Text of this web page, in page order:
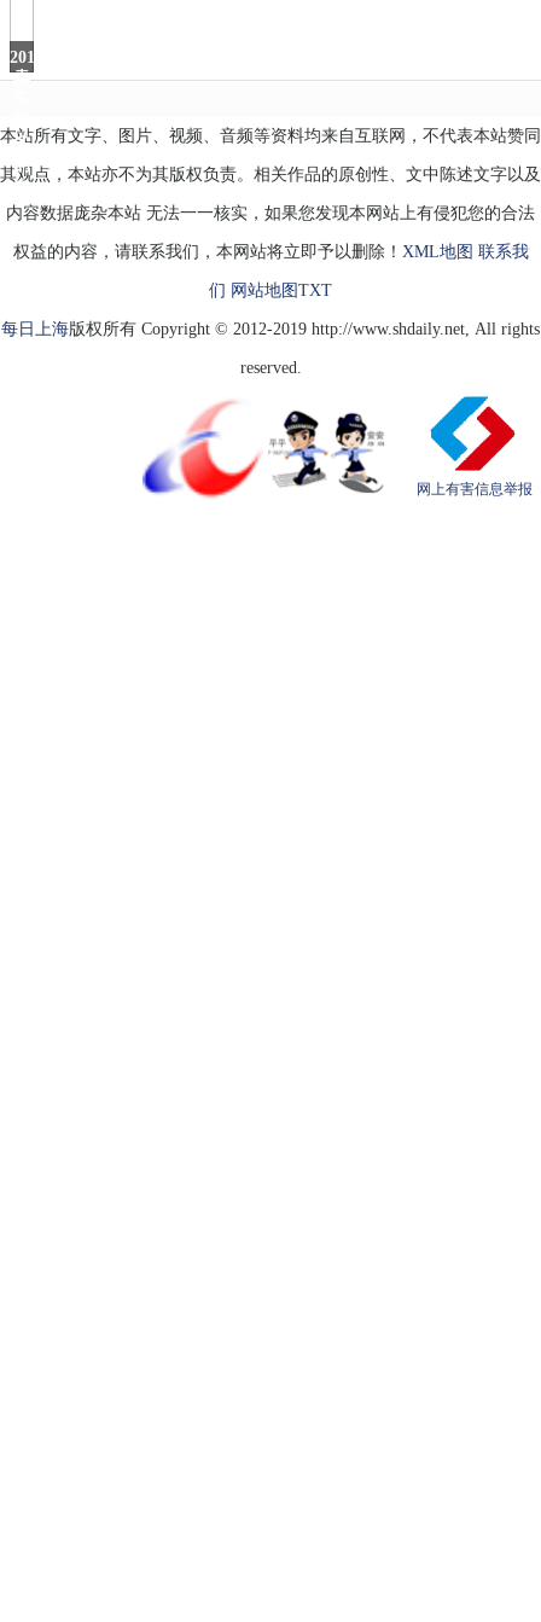
气
场
2019
卖
多
的
自
本站所有文字、图片、视频、音频等资料均来自互联网，不代表本站赞同
其观点，本站亦不为其版权负责。相关作品的原创性、文中陈述文字以及
内容数据庞杂本站 无法一一核实，如果您发现本网站上有侵犯您的合法
权益的内容，请联系我们，本网站将立即予以删除！ XML地图 联系我
们 网站地图 TXT
每日上海版权所有 Copyright © 2012-2019 http://www.shdaily.net, All rights
reserved.
网上有害信息举报